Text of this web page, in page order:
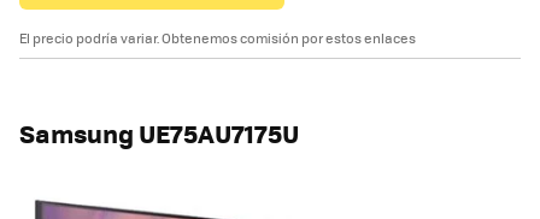
El precio podría variar. Obtenemos comisión por estos enlaces
Samsung UE75AU7175U